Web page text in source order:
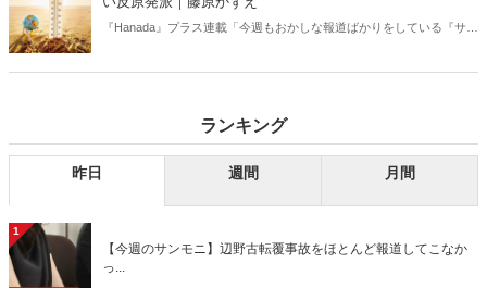
『Hanada』プラス連載「今週もおかしな報道ばかりをしている『サン
ランキング
昨日 週間 月間
1
【今週のサンモニ】辺野古転覆事故をほとんど報道してこなか
っ...